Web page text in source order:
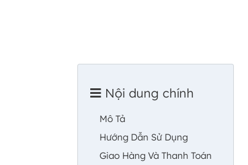
Nội dung chính
Mô Tả
Hướng Dẫn Sử Dụng
Giao Hàng Và Thanh Toán